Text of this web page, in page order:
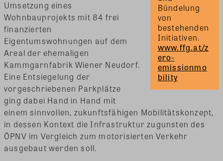
Bündelung
von
bestehenden
www.ffg.at/z
ero-
emissionmo
bility
Umsetzung eines
Wohnbauprojekts mit 84 frei
finanzierten
Eigentumswohnungen auf dem
Areal der ehemaligen
Kammgarnfabrik Wiener Neudorf.
Eine Entsiegelung der
vorgeschriebenen Parkplätze
ging dabei Hand in Hand mit
einem sinnvollen, zukunftsfähigen Mobilitätskonzept,
in dessen Kontext die Infrastruktur zugunsten des
ÖPNV im Vergleich zum motorisierten Verkehr
ausgebaut werden soll.